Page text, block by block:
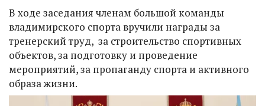
В ходе заседания членам большой команды
владимирского спорта вручили награды за
тренерский труд, за строительство спортивных
объектов, за подготовку и проведение
мероприятий, за пропаганду спорта и активного
образа жизни.